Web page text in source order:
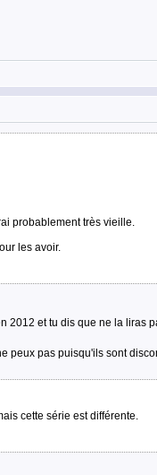
probablement très vieille.
les avoir.
2012 et tu dis que ne la liras
pas puisqu'ils sont
cette série est différente.